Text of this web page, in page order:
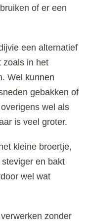
of er een
een alternatief
zoals in het
Wel kunnen
gebakken of
wel als
is veel groter.
kleine broertje,
en bakt
wel wat
zonder